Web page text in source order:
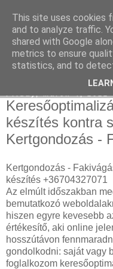
SEM and
készítés kontra
Kertgondozás -
Kertgondozás -
készítés +36704327071
Az elmúlt időszakban
bemutatkozó
hiszen egyre kevesebb
értékesítő, aki online
hosszútávon
gondolkodni: saját vagy
foglalkozom
This site uses cookies
and to analyze traffic.
shared with Google
metrics to ensure
statistics, and to